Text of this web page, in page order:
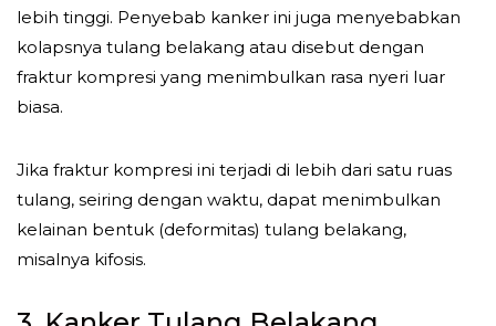
lebih tinggi. Penyebab kanker ini juga menyebabkan
kolapsnya tulang belakang atau disebut dengan
fraktur kompresi yang menimbulkan rasa nyeri luar
biasa.
Jika fraktur kompresi ini terjadi di lebih dari satu ruas
tulang, seiring dengan waktu, dapat menimbulkan
kelainan bentuk (deformitas) tulang belakang,
misalnya kifosis.